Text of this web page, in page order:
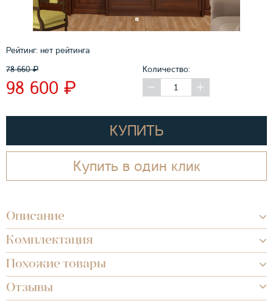
Рейтинг: нет рейтинга
78 660₽
98 600 ₽
Количество:
КУПИТЬ
Купить в один клик
Описание
Комплектация
Похожие товары
Отзывы